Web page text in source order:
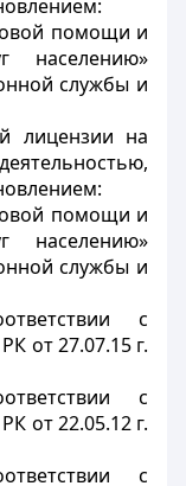
помощи и
населению»
службы и
лицензии на
помощи и
населению»
службы и
с
от 27.07.15 г.
с
от 22.05.12 г.
с